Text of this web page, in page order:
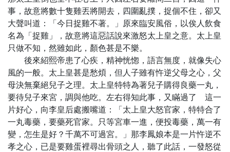
事，故意將數十隻雞丟將開去，四圍亂撲，捉個不住，卻又
大聲叫道：「今日捉雞不著。」原來臨安風俗，以俟人飲食
名為「捉雞」，故意將這惡話說來激怒太上皇之意。太上皇
只做不知，然雖如此，顏色甚是不樂。
後來紹熙帝患了心疾，精神恍惚，語言無度，就像失心
風的一般。太上皇甚是愁煩，但人子雖有忤逆父母之心，父
母決無棄絕兒子之理。太上皇特特為著兒子購得良藥一丸，
要待兒子來宮，調與他吃。左右得知此事，又瞞過了 這一
片好心，向李皇后處搬嘴道：「太上皇大怒官家，特特合了
一丸毒藥，要藥死官家。只等宮車一進，便投毒藥，萬一有
變，怎生是好？千萬不可過宮。」那李鳳娘本是一片忤逆不
孝之心，已是要雞蛋裡尋出骨頭之人，聽了此話，一發怒從